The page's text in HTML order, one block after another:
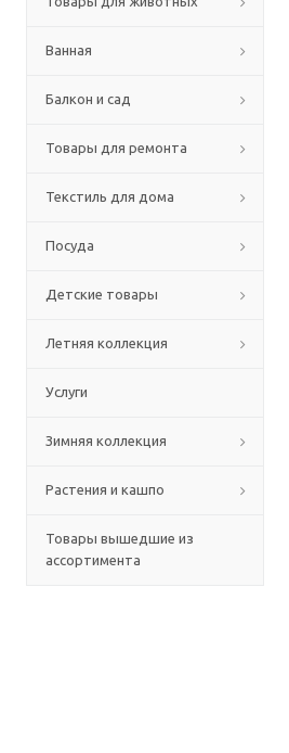
Ванная
Балкон и сад
Товары для ремонта
Текстиль для дома
Посуда
Детские товары
Летняя коллекция
Услуги
Зимняя коллекция
Растения и кашпо
Товары вышедшие из
ассортимента